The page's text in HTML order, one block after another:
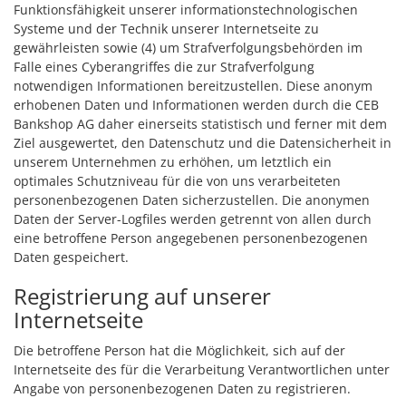
Funktionsfähigkeit unserer informationstechnologischen
Systeme und der Technik unserer Internetseite zu
gewährleisten sowie (4) um Strafverfolgungsbehörden im
Falle eines Cyberangriffes die zur Strafverfolgung
notwendigen Informationen bereitzustellen. Diese anonym
erhobenen Daten und Informationen werden durch die CEB
Bankshop AG daher einerseits statistisch und ferner mit dem
Ziel ausgewertet, den Datenschutz und die Datensicherheit in
unserem Unternehmen zu erhöhen, um letztlich ein
optimales Schutzniveau für die von uns verarbeiteten
personenbezogenen Daten sicherzustellen. Die anonymen
Daten der Server-Logfiles werden getrennt von allen durch
eine betroffene Person angegebenen personenbezogenen
Daten gespeichert.
Registrierung auf unserer
Internetseite
Die betroffene Person hat die Möglichkeit, sich auf der
Internetseite des für die Verarbeitung Verantwortlichen unter
Angabe von personenbezogenen Daten zu registrieren.